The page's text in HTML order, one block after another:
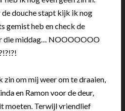
douche stapt kijk ik nog
gemist heb en check de
die middag… NOOOOOOO
om mij weer om te draaien,
en Ramon voor de deur,
moeten. Terwijl vriendlief